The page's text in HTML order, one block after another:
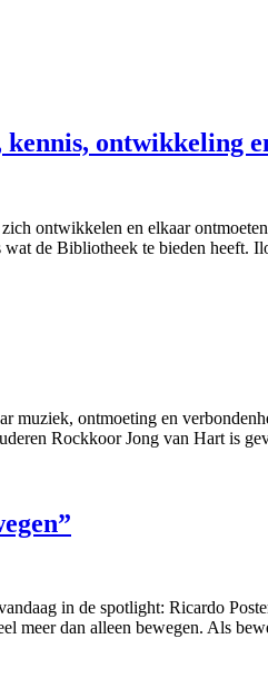
ontwikkeling
ontwikkelen en elkaar
wat de Bibliotheek te bieden heeft.
muziek, ontmoeting en
Rockkoor Jong van Hart is
in de spotlight: Ricardo
meer dan alleen bewegen. Als